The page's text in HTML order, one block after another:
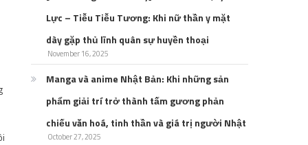
Lực – Tiễu Tiễu Tương: Khi nữ thần y mặt
dày gặp thủ lĩnh quân sự huyền thoại
November 16, 2025
Manga và anime Nhật Bản: Khi những sản
phẩm giải trí trở thành tấm gương phản
chiếu văn hoá, tinh thần và giá trị người Nhật
October 27, 2025